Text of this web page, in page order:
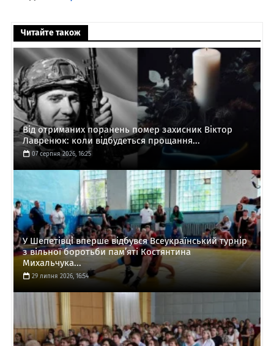
Читайте також
Від отриманих поранень помер захисник Віктор
Лавренюк: коли відбудеться прощання...
07 серпня 2026, 16:25
У Шепетівці вперше відбувся Всеукраїнський турнір
з вільної боротьби пам’яті Костянтина
Михальчука...
29 липня 2026, 16:54